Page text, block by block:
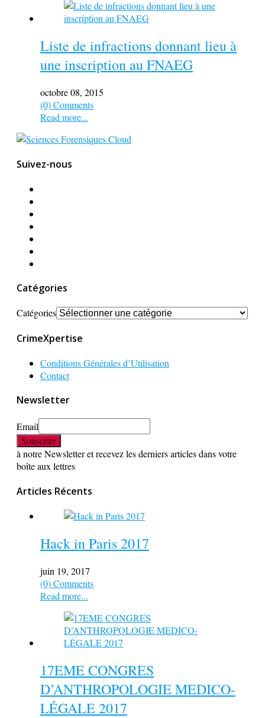
Liste de infractions donnant lieu à
une inscription au FNAEG
octobre 08, 2015
(0) Comments
Read more...
Suivez-nous
Catégories
Catégories
CrimeXpertise
Conditions Générales d’Utilisation
Contact
Newsletter
Email
à notre Newsletter et recevez les derniers articles dans votre
boîte aux lettres
Articles Récents
Hack in Paris 2017
juin 19, 2017
(0) Comments
Read more...
17EME CONGRES
D’ANTHROPOLOGIE MEDICO-
LÉGALE 2017